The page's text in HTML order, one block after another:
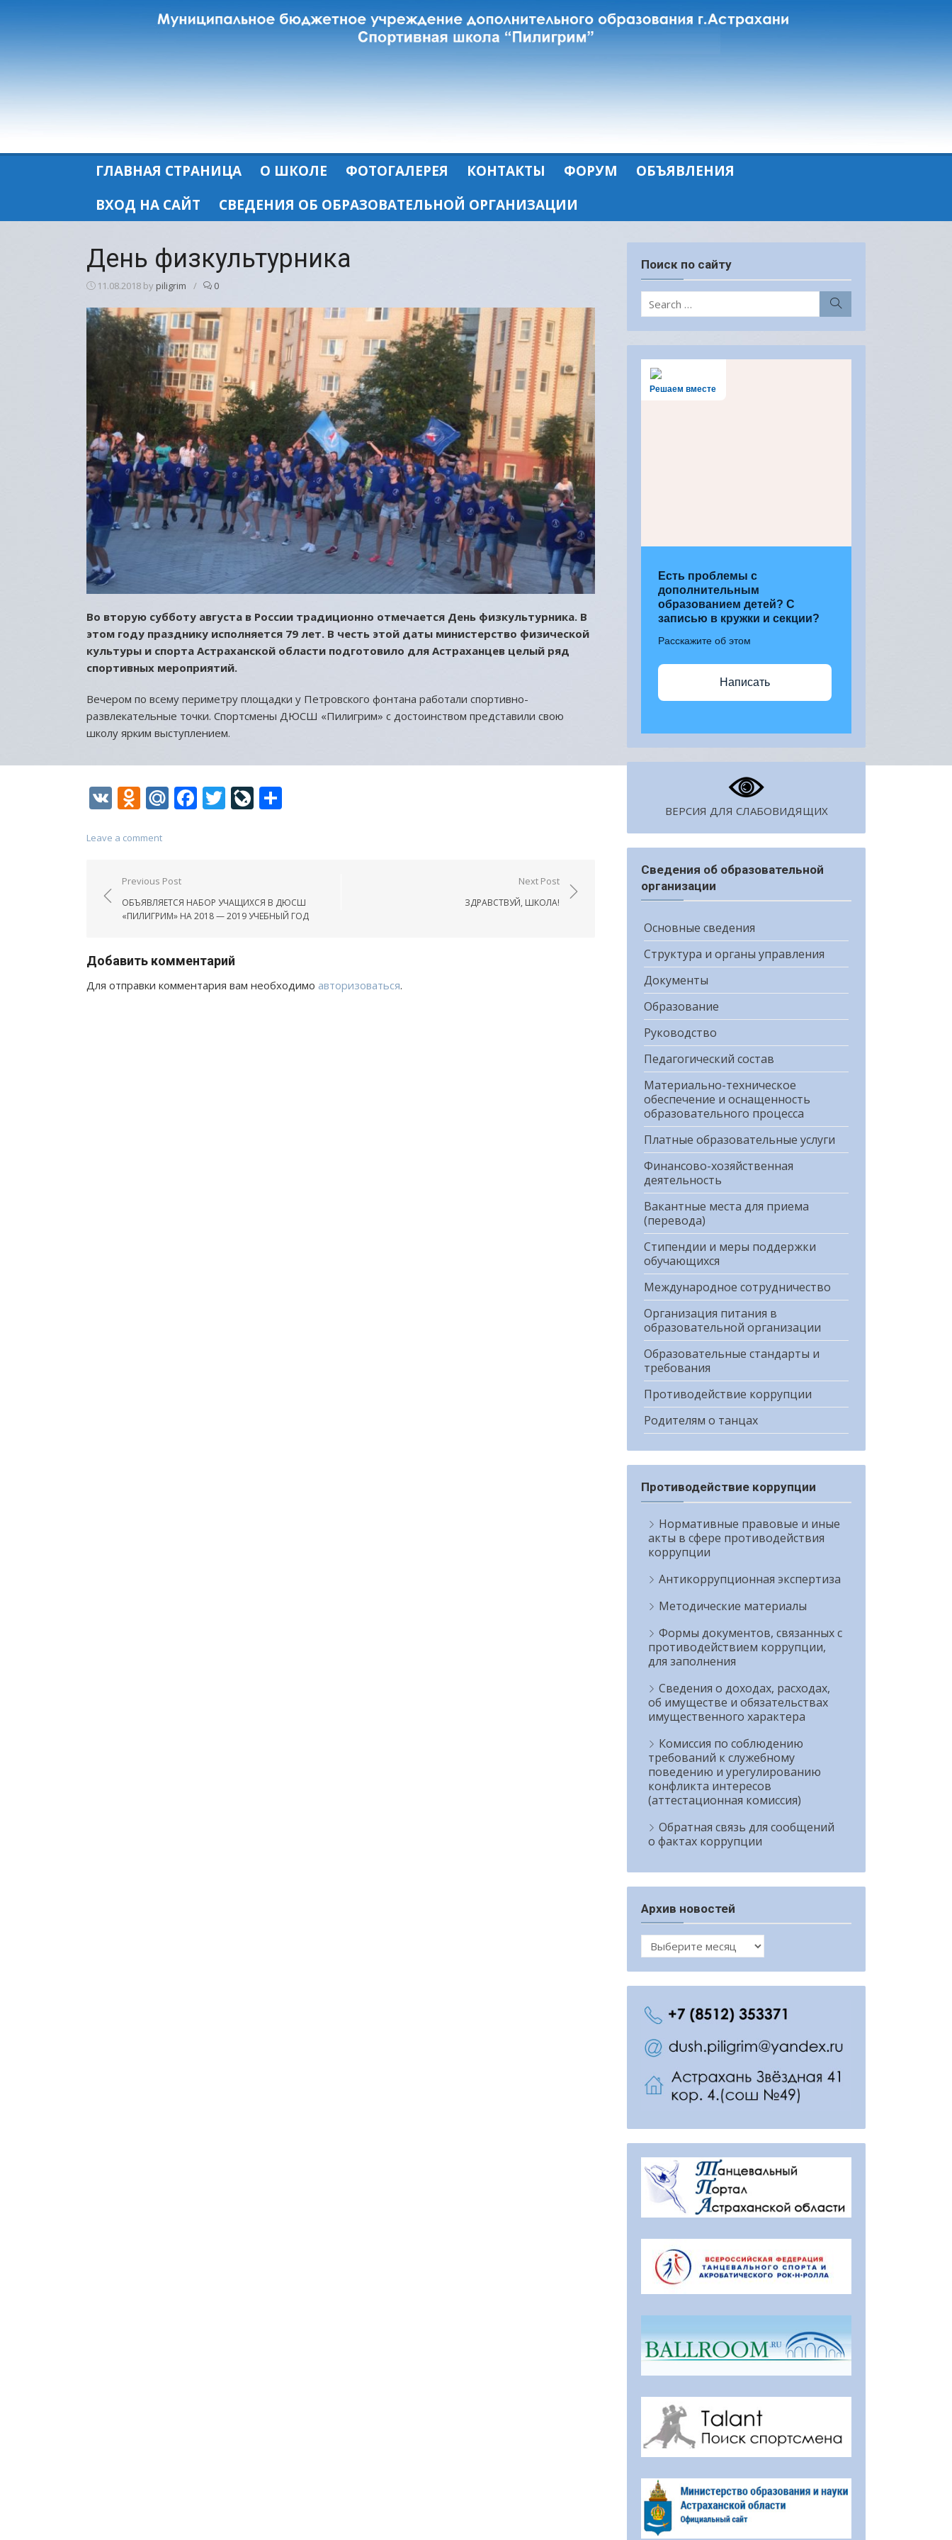
ГЛАВНАЯ СТРАНИЦА О ШКОЛЕ ФОТОГАЛЕРЕЯ КОНТАКТЫ ФОРУМ
ОБЪЯВЛЕНИЯ
ВХОД НА САЙТ
СВЕДЕНИЯ ОБ ОБРАЗОВАТЕЛЬНОЙ ОРГАНИЗАЦИИ
День физкультурника
11.08.2018 by piligrim / 0
Во вторую субботу августа в России традиционно отмечается День физкультурника. В
этом году празднику исполняется 79 лет. В честь этой даты министерство физической
культуры и спорта Астраханской области подготовило для Астраханцев целый ряд
спортивных мероприятий.
Вечером по всему периметру площадки у Петровского фонтана работали спортивно-
развлекательные точки. Спортсмены ДЮСШ «Пилигрим» с достоинством представили свою
школу ярким выступлением.
VK Odnoklassniki
Mail.Ru
Facebook
TwitterLiveJournal
Leave a comment
Навигация
по
записям
Previous Post
ОБЪЯВЛЯЕТСЯ НАБОР УЧАЩИХСЯ В ДЮСШ
«ПИЛИГРИМ» НА 2018 — 2019 УЧЕБНЫЙ ГОД
Next Post
ЗДРАВСТВУЙ, ШКОЛА!
Добавить комментарий
Для отправки комментария вам необходимо авторизоваться.
Поиск по сайту
Search
for:
Решаем вместе
Есть проблемы с
дополнительным
образованием детей? С
записью в кружки и секции?
Расскажите об этом
Написать
ВЕРСИЯ ДЛЯ СЛАБОВИДЯЩИХ
Сведения об образовательной
организации
Основные сведения
Структура и органы управления
Документы
Образование
Руководство
Педагогический состав
Материально-техническое
обеспечение и оснащенность
образовательного процесса
Платные образовательные услуги
Финансово-хозяйственная
деятельность
Вакантные места для приема
(перевода)
Стипендии и меры поддержки
обучающихся
Международное сотрудничество
Организация питания в
образовательной организации
Образовательные стандарты и
требования
Противодействие коррупции
Родителям о танцах
Противодействие коррупции
Нормативные правовые и иные
акты в сфере противодействия
коррупции
Антикоррупционная экспертиза
Методические материалы
Формы документов, связанных с
противодействием коррупции,
для заполнения
Сведения о доходах, расходах,
об имуществе и обязательствах
имущественного характера
Комиссия по соблюдению
требований к служебному
поведению и урегулированию
конфликта интересов
(аттестационная комиссия)
Обратная связь для сообщений
о фактах коррупции
Архив новостей
Архив
новостей